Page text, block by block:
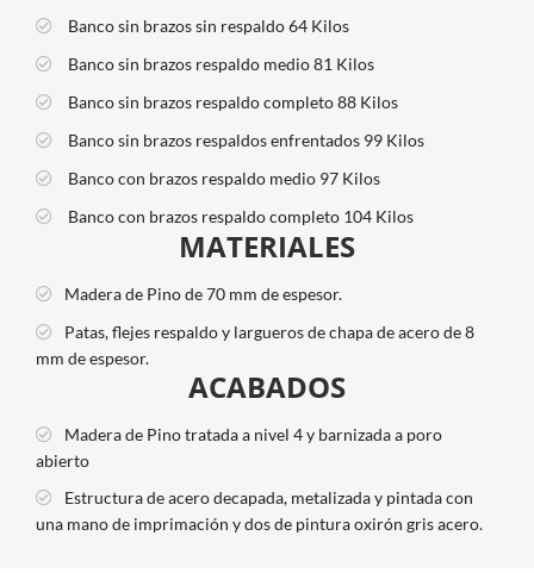
Banco sin brazos sin respaldo64 Kilos
Banco sin brazos respaldo medio81 Kilos
Banco sin brazos respaldo completo88 Kilos
Banco sin brazos respaldos enfrentados 99 Kilos
Banco con brazos respaldo medio 97 Kilos
Banco con brazos respaldo completo 104 Kilos
MATERIALES
Madera de Pino de 70 mm de espesor.
Patas, flejes respaldo y largueros de chapa de acero de 8
mm de espesor.
ACABADOS
Madera de Pino tratada a nivel 4 y barnizada a poro
abierto
Estructura de acero decapada, metalizada y pintada con
una mano de imprimación y dos de pintura oxirón gris acero.